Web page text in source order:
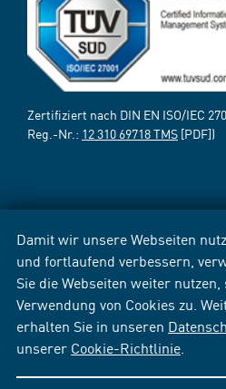
Damit wir unsere Webseiten
und fortlaufend verbessern,
Sie die Webseiten weiter
Verwendung von Cookies zu.
erhalten Sie in unseren
unserer Cookie-Richtlinie
Zertifiziert nach DIN EN ISO/IEC
Reg.-Nr.: 12 310 69718 TMS [PDF])